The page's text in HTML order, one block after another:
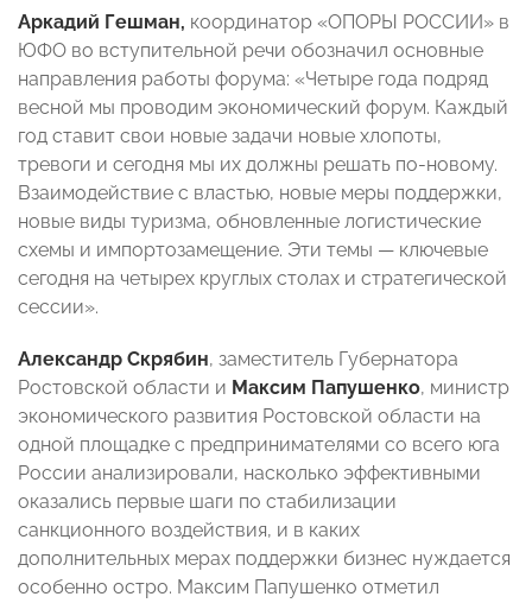
Аркадий Гешман, координатор «ОПОРЫ РОССИИ» в
ЮФО во вступительной речи обозначил основные
направления работы форума: «Четыре года подряд
весной мы проводим экономический форум. Каждый
год ставит свои новые задачи новые хлопоты,
тревоги и сегодня мы их должны решать по-новому.
Взаимодействие с властью, новые меры поддержки,
новые виды туризма, обновленные логистические
схемы и импортозамещение. Эти темы — ключевые
сегодня на четырех круглых столах и стратегической
сессии».
Александр Скрябин, заместитель Губернатора
Ростовской области и Максим Папушенко, министр
экономического развития Ростовской области на
одной площадке с предпринимателями со всего юга
России анализировали, насколько эффективными
оказались первые шаги по стабилизации
санкционного воздействия, и в каких
дополнительных мерах поддержки бизнес нуждается
особенно остро. Максим Папушенко отметил